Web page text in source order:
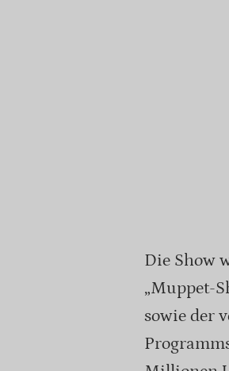
Die Show
„Muppet-
sowie der